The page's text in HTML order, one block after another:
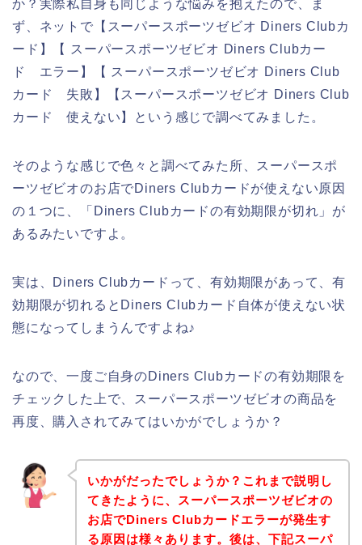
か？実際私自身も同じような悩みを抱えたので、ま
ず、ネットで【スーパースポーツゼビオ Diners Clubカ
ード】【 スーパースポーツゼビオ Diners Clubカー
ド エラー】【 スーパースポーツゼビオ Diners Club
カード 失敗】【スーパースポーツゼビオ Diners Club
カード 使えない】という感じで調べてみました。
そのような感じで色々と調べてみた所、スーパースポ
ーツゼビオのお店でDiners Clubカードが使えない原因
の１つに、「Diners Clubカードの有効期限が切れ」が
あるみたいですよ。
実は、Diners Clubカードって、有効期限があって、有
効期限が切れるとDiners Clubカード自体が使えない状
態になってしまうんですよね♪
なので、一度ご自身のDiners Clubカードの有効期限を
チェックした上で、スーパースポーツゼビオの商品を
再度、購入されてみてはいかがでしょうか？
いかがだったでしょうか？これまで説明し
てきたように、スーパースポーツゼビオの
お店でDiners Clubカードエラーが発生す
る原因は様々あります。後は、下記スーパ